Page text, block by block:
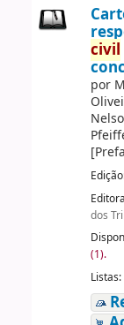
civil
por
dos
(1).
Listas: